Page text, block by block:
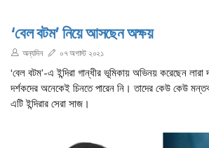
‘বেল বটম’ নিয়ে আসছেন অক্ষয়
অন্যদিন ০৭ অগাস্ট ২০২১
‘বেল বটম’-এ ইন্দিরা গান্ধীর ভূমিকায় অভিনয় করেছেন
দর্শকদের অনেকেই চিনতে পারেন নি। তাদের কেউ কেউ
এটি ইন্দিরার সেরা সাজ।